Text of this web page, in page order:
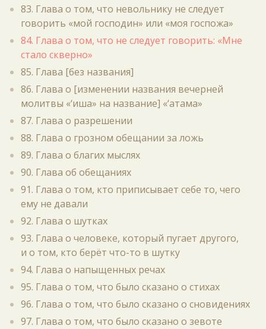
83. Глава о том, что невольнику не следует
говорить «мой господин» или «моя госпожа»
84. Глава о том, что не следует говорить: «Мне
стало скверно»
85. Глава [без названия]
86. Глава о [изменении названия вечерней
молитвы «‘иша» на название] «‘атама»
87. Глава о разрешении
88. Глава о грозном обещании за ложь
89. Глава о благих мыслях
90. Глава об обещаниях
91. Глава о том, кто приписывает себе то, чего
ему не давали
92. Глава о шутках
93. Глава о человеке, который пугает другого,
и о том, кто берёт что-то в шутку
94. Глава о напыщенных речах
95. Глава о том, что было сказано о стихах
96. Глава о том, что было сказано о сновидениях
97. Глава о том, что было сказано о зевоте